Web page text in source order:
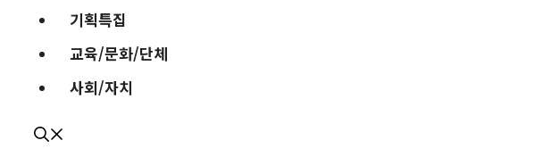
기획특집
교육/문화/단체
사회/자치